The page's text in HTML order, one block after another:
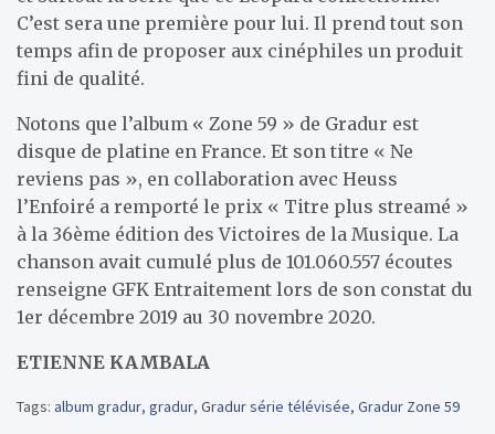
C’est sera une première pour lui. Il prend tout son
temps afin de proposer aux cinéphiles un produit
fini de qualité.
Notons que l’album « Zone 59 » de Gradur est
disque de platine en France. Et son titre « Ne
reviens pas », en collaboration avec Heuss
l’Enfoiré a remporté le prix « Titre plus streamé »
à la 36ème édition des Victoires de la Musique. La
chanson avait cumulé plus de 101.060.557 écoutes
renseigne GFK Entraitement lors de son constat du
1er décembre 2019 au 30 novembre 2020.
ETIENNE KAMBALA
Tags: album gradur, gradur, Gradur série télévisée, Gradur Zone 59